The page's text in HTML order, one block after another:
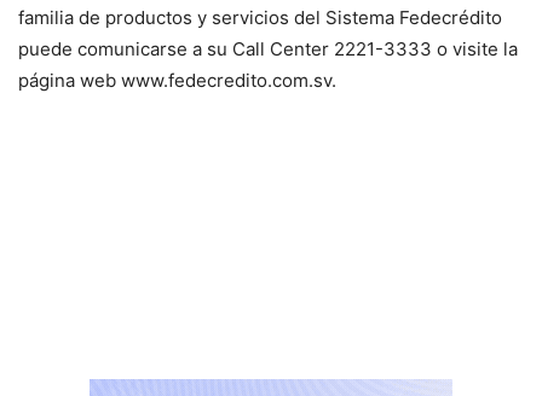
familia de productos y servicios del Sistema Fedecrédito
puede comunicarse a su Call Center 2221-3333 o visite la
página web www.fedecredito.com.sv.